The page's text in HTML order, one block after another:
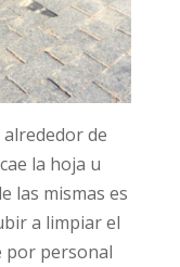
de
la hoja u
las mismas es
a limpiar el
por personal